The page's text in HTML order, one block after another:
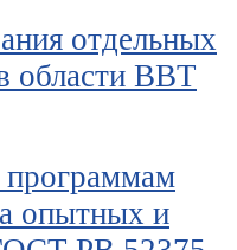
отдельных
области ВВТ
опытных и